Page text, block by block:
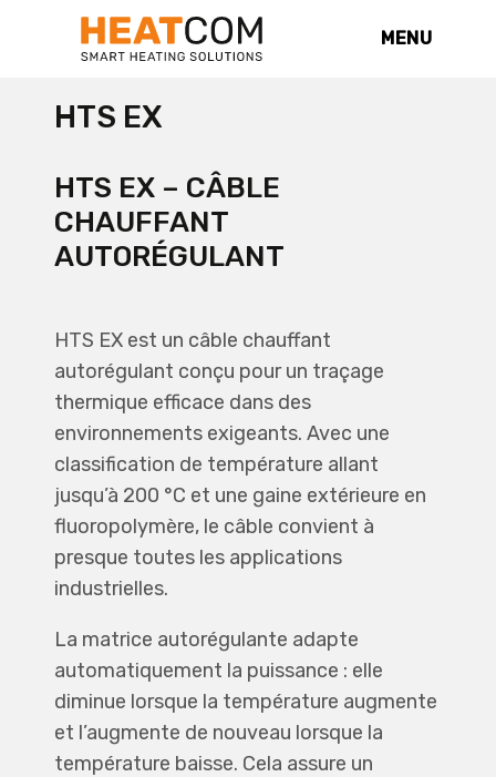
MENU
HTS EX
HTS EX – CÂBLE
CHAUFFANT
AUTORÉGULANT
HTS EX est un câble chauffant
autorégulant conçu pour un traçage
thermique efficace dans des
environnements exigeants. Avec une
classification de température allant
jusqu’à 200 °C et une gaine extérieure en
fluoropolymère, le câble convient à
presque toutes les applications
industrielles.
La matrice autorégulante adapte
automatiquement la puissance : elle
diminue lorsque la température augmente
et l’augmente de nouveau lorsque la
température baisse. Cela assure un